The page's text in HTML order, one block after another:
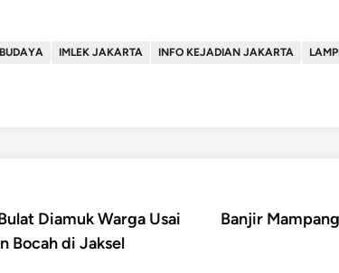
IMLEK JAKARTA INFO KEJADIAN JAKARTA
Diamuk Warga Usai
Bocah di Jaksel
Banjir